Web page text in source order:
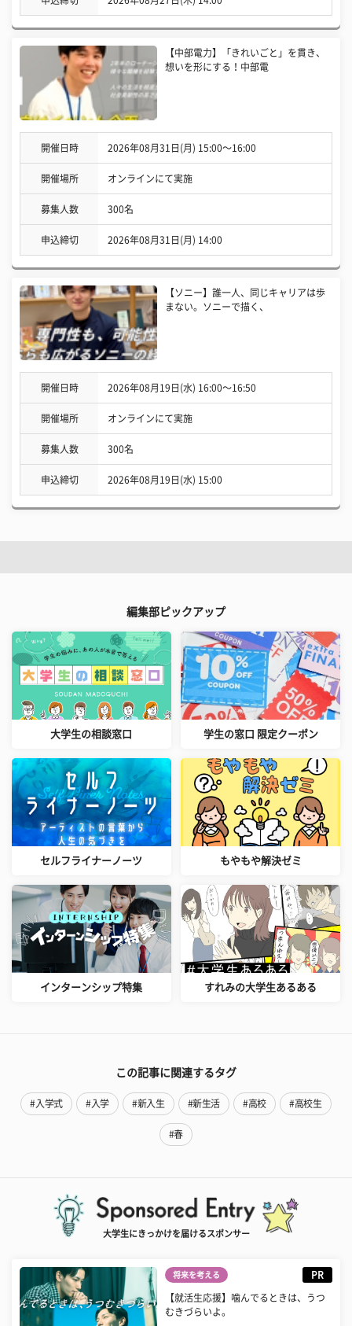
【中部電力】「きれいごと」を貫き、
想いを形にする！中部電
開催日時 2026年08月31日(月) 15:00〜16:00
開催場所 オンラインにて実施
募集人数 300名
申込締切 2026年08月31日(月) 14:00
【ソニー】誰一人、同じキャリアは歩
まない。ソニーで描く、
開催日時 2026年08月19日(水) 16:00〜16:50
開催場所 オンラインにて実施
募集人数 300名
申込締切 2026年08月19日(水) 15:00
編集部ピックアップ
大学生の相談窓口 学生の窓口 限定クーポン
セルフライナーノーツ もやもや解決ゼミ
インターンシップ特集 すれみの大学生あるある
この記事に関連するタグ
#入学式 #入学 #新入生 #新生活 #高校 #高校生
#春
大学生にきっかけを届けるスポンサー
将来を考える PR
【就活生応援】噛んでるときは、うつ
むきづらいよ。